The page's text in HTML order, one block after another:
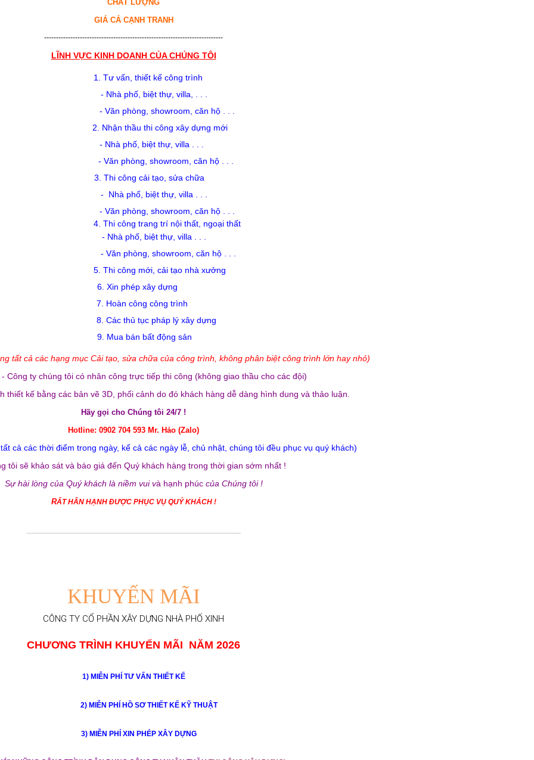
CHẤT LƯỢNG
GIÁ CẢ CẠNH TRANH
---------------------------------------------------------------------------
LĨNH VỰC KINH DOANH CỦA CHÚNG TÔI
1. Tư vấn, thiết kế công trình
- Nhàphố, biệt thự, villa, . . .
- Văn phòng, showroom, căn hộ . . .
2. Nhận thầu thi công xây dựng mới
- Nhàphố, biệt thự, villa . . .
- Văn phòng, showroom, căn hộ . . .
3. Thi công cải tạo, sửa chữa
-
Nhàphố, biệt thự, villa . . .
- Văn phòng, showroom, căn hộ . . .
4. Thi công trang trí nội thất, ngoại thất
- Nhàphố, biệt thự, villa . . .
- Văn phòng, showroom, căn hộ . . .
5. Thi công mới, cải tạo nhà xưởng
6. Xin phép xây dựng
7. Hoàn công công trình
8. Các thủ tục pháp lý xây dựng
9. Mua bán bất động sản
tất cả các hạng mục Cải tạo, sửa chữa của công trình, không phân biệt công trình lớn hay nhỏ)
Công ty chúng tôi có nhân công trực tiếp thi công (không giao thầu cho các đội)
thiết kế bằng các bản vẽ 3D, phối cảnh do đó khách hàng dễ dàng hình dung và thảo luận.
Hãy gọi cho Chúng tôi 24/7 !
Hotline: 0902 704 593 Mr. Hảo (Zalo)
tất cả các thời điểm trong ngày, kể cả các ngày lễ, chủ nhật, chúng tôi đều phục vụ quý khách)
tôi sẽ khảo sát và báo giá đến Quý khách hàng trong thời gian sớm nhất !
Sự hài lòng của Quý khách là niềm vui và hạnh phúc của Chúng tôi !
RẤT HÂN HẠNH ĐƯỢC PHỤC VỤ QUÝ KHÁCH !
KHUYẾN MÃI
CÔNG TY CỔ PHẦN XÂY DỰNG NHÀ PHỐ XINH
CHƯƠNG TRÌNH KHUYẾN MÃI NĂM 2026
1) MIỄN PHÍ TƯ VẤN THI ẾT KẾ
2) MIỄN PHÍ HỒ SƠ THIẾT KẾ KỸ THUẬT
3) MIỄN PHÍ XIN PHÉP XÂY DỰNG